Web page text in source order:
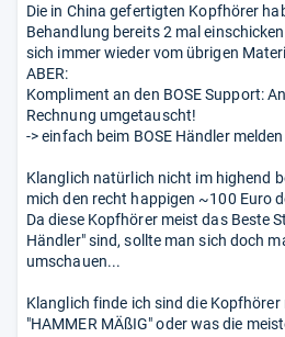
Die in China gefertigten Kopfhörer
Behandlung bereits 2 mal
sich immer wieder vom übrigen
ABER:
Kompliment an den BOSE Support:
Rechnung umgetauscht!
-> einfach beim BOSE Händler melden
Klanglich natürlich nicht im highend
mich den recht happigen ~100 Euro
Da diese Kopfhörer meist das Beste
Händler" sind, sollte man sich doch
umschauen...
Klanglich finde ich sind die Kopfhörer
"HAMMER MÄßIG" oder was die